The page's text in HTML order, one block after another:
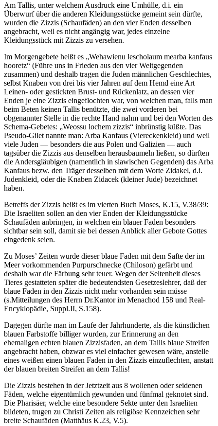
Am Tallis, unter welchem Ausdruck eine Umhülle, d.i. ein
Überwurf über die anderen Kleidungsstücke gemeint sein dürfte,
wurden die Zizzis (Schaufäden) an den vier Enden desselben
angebracht, weil es nicht angängig war, jedes einzelne
Kleidungsstück mit Zizzis zu versehen.
Im Morgengebete heißt es „Wehawienu lescholaum mearba kanfaus
hooretz“ (Führe uns in Frieden aus den vier Weltgegenden
zusammen) und deshalb tragen die Juden männlichen Geschlechtes,
selbst Knaben von drei bis vier Jahren auf dem Hemd eine Art
Leinen- oder gestickten Brust- und Rückenlatz, an dessen vier
Enden je eine Zizzis eingeflochten war, von welchen man, falls man
beim Beten keinen Tallis benützte, die zwei vorderen bei
obgenannter Stelle in die rechte Hand nahm und bei den Worten des
Schema-Gebetes: „Weossu lochem zizzis“ inbrünstig küßte. Das
Pseudo-Gilet nannte man: Arba Kanfaus (Viereckenkleid) und weil
viele Juden — besonders die aus Polen und Galizien — auch
tagsüber die Zizzis aus denselben herausbaumeln ließen, so dürften
die Andersgläubigen (namentlich in slawischen Gegenden) das Arba
Kanfaus bezw. den Träger desselben mit dem Worte Zidakel, d.i.
Judenkleid, oder die Knaben Zidacek (kleiner Jude) bezeichnet
haben.
Betreffs der Zizzis heißt es im vierten Buch Moses, K.15, V.38/39:
Die Israeliten sollen an den vier Enden der Kleidungsstücke
Schaufäden anbringen, in welchen ein blauer Faden besonders
sichtbar sein soll, damit sie bei dessen Anblick aller Gebote Gottes
eingedenk seien.
Zu Moses’ Zeiten wurde dieser blaue Faden mit dem Safte der im
Meer vorkommenden Purpurschnecke (Chiloson) gefärbt und
deshalb war die Färbung sehr teuer. Wegen der Seltenheit dieses
Tieres gestatteten später die bedeutendsten Gesetzeslehrer, daß der
blaue Faden in den Zizzis nicht mehr vorhanden sein müsse
(s.Mitteilungen des Herrn Dr.Kantor im Menachod 158 und Real-
Encyklopädie, Suppl.II, S.158).
Dagegen dürfte man im Laufe der Jahrhunderte, als die künstlichen
blauen Farbstoffe billiger wurden, zur Erinnerung an den
ehemaligen echten blauen Zizzisfaden, an dem Tallis blaue Streifen
angebracht haben, obzwar es viel einfacher gewesen wäre, anstelle
eines weißen einen blauen Faden in den Zizzis einzuflechten, anstatt
der blauen breiten Streifen an dem Tallis!
Die Zizzis bestehen in der Jetztzeit aus 8 wollenen oder seidenen
Fäden, welche eigentümlich gewunden und fünfmal geknotet sind.
Die Pharisäer, welche eine besondere Sekte unter den Israeliten
bildeten, trugen zu Christi Zeiten als religiöse Kennzeichen sehr
breite Schaufäden (Matthäus K.23, V.5).